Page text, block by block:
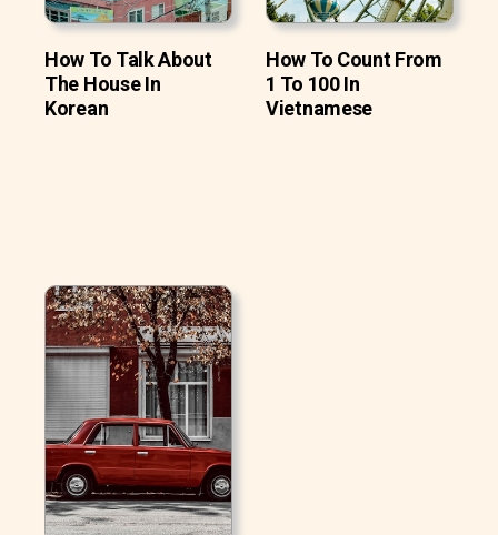
How To Talk About
The House In
Korean
How To Count From
1 To 100 In
Vietnamese